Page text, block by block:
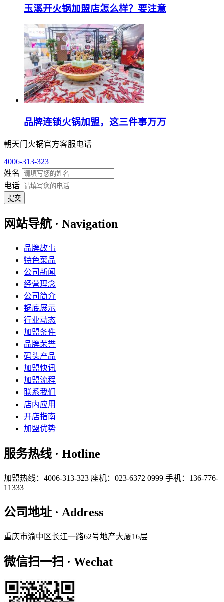
玉溪开火锅加盟店怎么样？要注意
品牌连锁火锅加盟，这三件事万万
朝天门火锅官方客服电话
4006-313-323
姓名
电话
提交
网站导航 · Navigation
品牌故事
特色菜品
公司新闻
经营理念
公司简介
锅底展示
行业动态
加盟条件
品牌荣誉
码头产品
加盟快讯
加盟流程
联系我们
店内应用
开店指南
加盟优势
服务热线 · Hotline
加盟热线：4006-313-323 座机：023-6372 0999 手机：136-776-
11333
公司地址 · Address
重庆市渝中区长江一路62号地产大厦16层
微信扫一扫 · Wechat